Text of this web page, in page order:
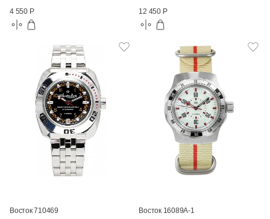
4 550 Р 12 450 Р
Восток 710469
Восток 16089А-1